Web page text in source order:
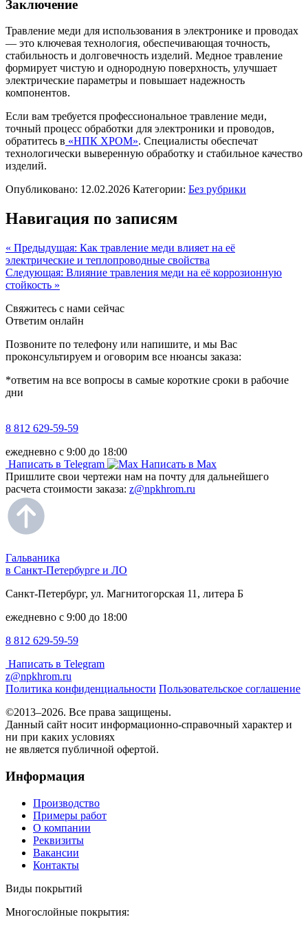
Заключение
Травление меди для использования в электронике и проводах
— это ключевая технология, обеспечивающая точность,
стабильность и долговечность изделий. Медное травление
формирует чистую и однородную поверхность, улучшает
электрические параметры и повышает надежность
компонентов.
Если вам требуется профессиональное травление меди,
точный процесс обработки для электроники и проводов,
обратитесь в «НПК ХРОМ». Специалисты обеспечат
технологически выверенную обработку и стабильное качество
изделий.
Опубликовано: 12.02.2026 Категории: Без рубрики
Навигация по записям
« Предыдущая: Как травление меди влияет на её
электрические и теплопроводные свойства
Следующая: Влияние травления меди на её коррозионную
стойкость »
Свяжитесь с нами сейчас
Ответим онлайн
Позвоните по телефону или напишите, и мы Вас
проконсультируем и оговорим все нюансы заказа:
*ответим на все вопросы в самые короткие сроки в рабочие
дни
8 812 629-59-59
ежедневно с 9:00 до 18:00
Написать в Telegram
Написать в Max
Пришлите свои чертежи нам на почту для дальнейшего
расчета стоимости заказа: z@npkhrom.ru
Гальваника
в Санкт-Петербурге и ЛО
Санкт-Петербург, ул. Магнитогорская 11, литера Б
ежедневно с 9:00 до 18:00
8 812 629-59-59
Написать в Telegram
z@npkhrom.ru
Политика конфиденциальности Пользовательское соглашение
©2013–2026. Все права защищены.
Данный сайт носит информационно-справочный характер и
ни при каких условиях
не является публичной офертой.
Информация
Производство
Примеры работ
О компании
Реквизиты
Вакансии
Контакты
Виды покрытий
Многослойные покрытия: